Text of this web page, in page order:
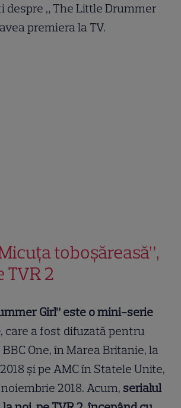
despre „ The Little Drummer
premiera la TV.
toboşăreasă”,
TVR 2
Girl” este o mini-serie
, care a fost difuzată pentru
One, în Marea Britanie, la
și pe AMC în Statele Unite,
2018. Acum, serialul